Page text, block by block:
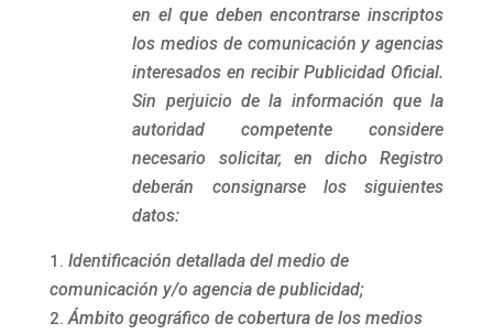
en el que deben encontrarse inscriptos
los medios de comunicación y agencias
interesados en recibir Publicidad Oficial.
Sin perjuicio de la información que la
autoridad competente considere
necesario solicitar, en dicho Registro
deberán consignarse los siguientes
datos:
Identificación detallada del medio de
comunicación y/o agencia de publicidad;
Ámbito geográfico de cobertura de los medios